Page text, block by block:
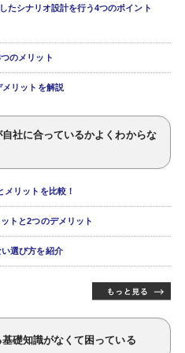
たシナリオ設計を行う4つのポイント
のメリット
メリットを解説
社に合っているかよくわからな
メリットを比較！
トと2つのデメリット
選び方を紹介
礎知識がなくて困っている